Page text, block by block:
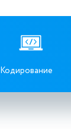
Кодирование